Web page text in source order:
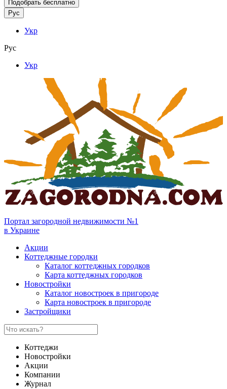
Подобрать бесплатно
Рус
Укр
Рус
Укр
Портал загородной недвижимости №1
в Украине
Акции
Коттеджные городки
Каталог коттеджных городков
Карта коттеджных городков
Новостройки
Каталог новостроек в пригороде
Карта новостроек в пригороде
Застройщики
Коттеджи
Новостройки
Акции
Компании
Журнал